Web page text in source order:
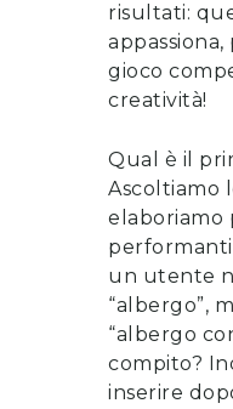
risultati:
gioco
creatività!
Qual è il
Ascoltiamo
elaboriamo
un utente
“albergo”,
“albergo
compito?
inserire